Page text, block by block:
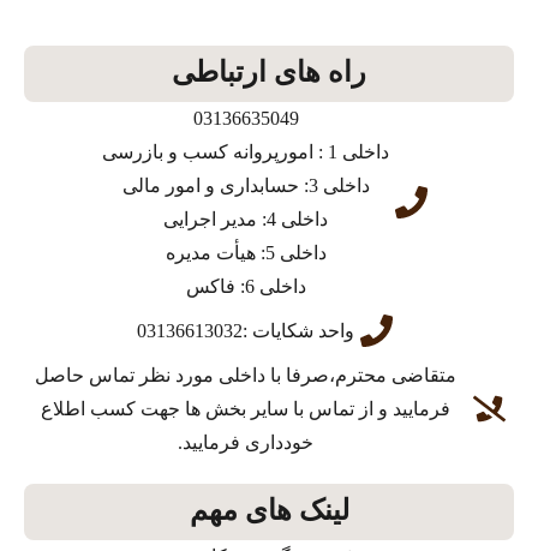
راه های ارتباطی
03136635049
داخلی 1 : امورپروانه کسب و بازرسی
داخلی 3: حسابداری و امور مالی
داخلی 4: مدیر اجرایی
داخلی 5: هیأت مدیره
داخلی 6: فاکس
واحد شکایات :03136613032
متقاضی محترم،صرفا با داخلی مورد نظر تماس حاصل
فرمایید و از تماس با سایر بخش ها جهت کسب اطلاع
خودداری فرمایید.
لینک های مهم